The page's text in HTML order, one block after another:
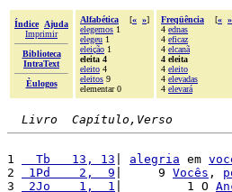
Índice
Ajuda
Imprimir
Biblioteca
IntraText
Èulogos
Alfabética [« »]
elegemos 1
elegeu 1
eleição 1
eleita 4
eleito 4
eleitos 9
elementar 0
Freqüência [« »
4 ednas
4 eficaz
4 elcanã
4 eleita
4 eleito
4 elevadas
4 elevará
Livro  Capítulo,Verso
1
  Tb   13, 13
alegria em
2
1Pd    2,  9 |     9 Vocês ,
3
2Jo    1,  1 |         1 O